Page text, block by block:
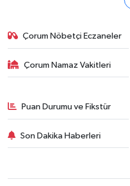
Çorum Nöbetçi Eczaneler
Çorum Namaz Vakitleri
Puan Durumu ve Fikstür
Son Dakika Haberleri